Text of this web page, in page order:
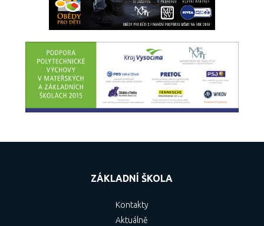
ZÁKLADNÍ ŠKOLA
Kontakty
Aktuálně